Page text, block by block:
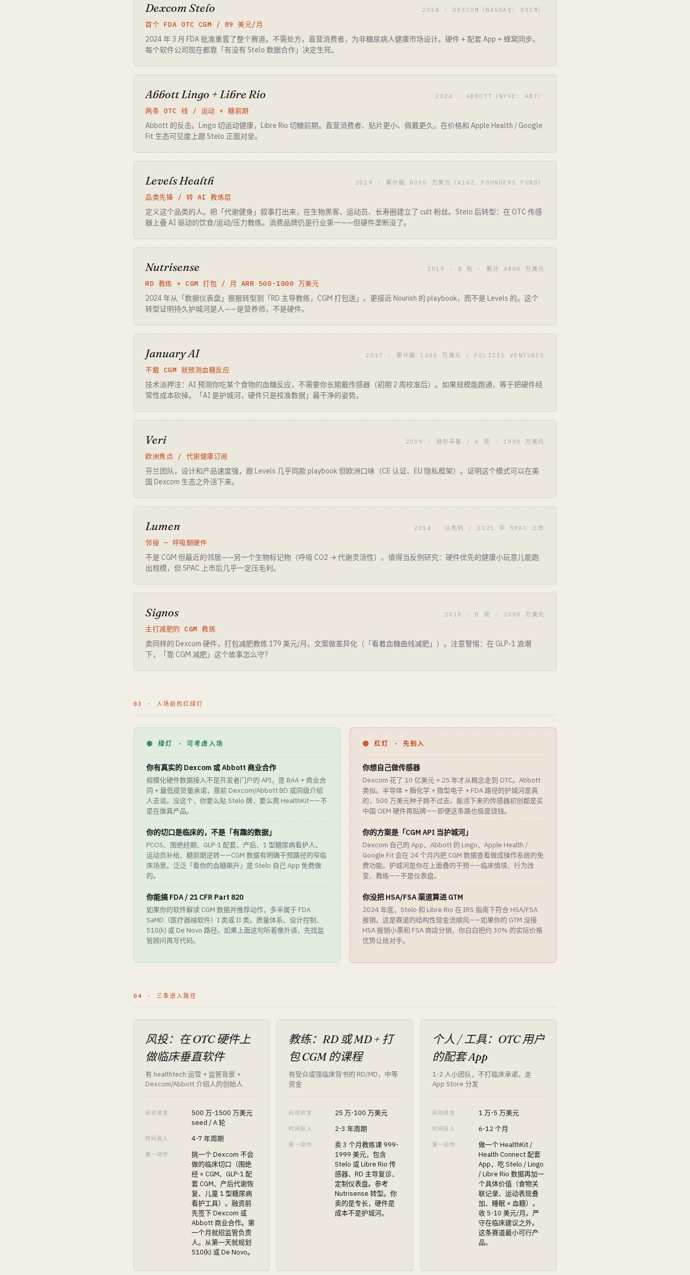
Dexcom Stelo 2024 · DEXCOM（NASDAQ: DXCM）
首个 FDA OTC CGM / 89 美元/月
2024 年 3 月 FDA 批准重置了整个赛道。不需处方，直营消费者，为非糖尿病人健康市场设计。硬件 + 配套 App + 蜂窝同步。
每个软件公司现在都靠「有没有 Stelo 数据合作」决定生死。
Abbott Lingo + Libre Rio 2024 · ABBOTT（NYSE: ABT）
两条 OTC 线 / 运动 + 糖前期
Abbott 的反击。Lingo 切运动健康，Libre Rio 切糖前期。直营消费者、贴片更小、佩戴更久。在价格和 Apple Health / Google
Fit 生态可见度上跟 Stelo 正面对垒。
Levels Health 2019 · 累计融 8000 万美元（A16Z、FOUNDERS FUND）
品类先锋 / 转 AI 教练层
定义这个品类的人。把「代谢健身」叙事打出来，在生物黑客、运动员、长寿圈建立了 cult 粉丝。Stelo 后转型：在 OTC 传感
器上叠 AI 驱动的饮食/运动/压力教练。消费品牌仍是行业第一——但硬件垄断没了。
Nutrisense 2019 · B 轮 · 累计 4800 万美元
RD 教练 + CGM 打包 / 月 ARR 500-1000 万美元
2024 年从「数据仪表盘」狠狠转型到「RD 主导教练，CGM 打包送」。更接近 Nourish 的 playbook，而不是 Levels 的。这个
转型证明持久护城河是人——是营养师，不是硬件。
January AI 2017 · 累计融 1300 万美元 / FELICIS VENTURES
不戴 CGM 就预测血糖反应
技术派押注：AI 预测你吃某个食物的血糖反应，不需要你长期戴传感器（初期 2 周校准后）。如果规模能跑通，等于把硬件经
常性成本砍掉。「AI 是护城河，硬件只是校准数据」最干净的姿势。
Veri 2019 · 赫尔辛基 / A 轮 · 1900 万美元
欧洲焦点 / 代谢健康订阅
芬兰团队，设计和产品速度强，跟 Levels 几乎同款 playbook 但欧洲口味（CE 认证、EU 隐私框架）。证明这个模式可以在美
国 Dexcom 生态之外活下来。
Lumen 2014 · 以色列 / 2021 年 SPAC 上市
邻接 — 呼吸酮硬件
不是 CGM 但最近的邻居——另一个生物标记物（呼吸 CO2 → 代谢灵活性）。值得当反例研究：硬件优先的健康小玩意儿能跑
出规模，但 SPAC 上市后几乎一定压毛利。
Signos 2018 · B 轮 · 2000 万美元
主打减肥的 CGM 教练
卖同样的 Dexcom 硬件，打包减肥教练 179 美元/月。文案做差异化（「看着血糖曲线减肥」）。注意警惕：在 GLP-1 浪潮
下，「靠 CGM 减肥」这个故事怎么守？
03 · 入场前的红绿灯
🟢 绿灯 · 可考虑入场
你有真实的 Dexcom 或 Abbott 商业合作
规模化硬件数据接入不是开发者门户的 API，是 BAA + 商业合
同 + 最低提货量承诺，靠前 Dexcom/Abbott BD 或同级介绍
人去谈。没这个，你要么贴 Stelo 牌，要么爬 HealthKit——不
是在做真产品。
你的切口是临床的，不是「有趣的数据」
PCOS、围绝经期、GLP-1 配套、产后、1 型糖尿病看护人、
运动员补给、糖前期逆转——CGM 数据有明确干预路径的窄临
床场景。泛泛「看你的血糖飙升」是 Stelo 自己 App 免费做
的。
你能搞 FDA / 21 CFR Part 820
如果你的软件解读 CGM 数据并推荐动作，多半属于 FDA
SaMD（医疗器械软件）I 类或 II 类。质量体系、设计控制、
510(k) 或 De Novo 路径。如果上面这句听着像外语，先找监
管顾问再写代码。
🔴 红灯 · 先别入
你想自己做传感器
Dexcom 花了 10 亿美元 + 25 年才从概念走到 OTC。Abbott
类似。半导体 + 酶化学 + 微型电子 + FDA 路径的护城河是真
的，500 万美元种子跨不过去。能活下来的传感器初创都是买
中国 OEM 硬件再贴牌——即便这条路也极度烧钱。
你的方案是「CGM API 当护城河」
Dexcom 自己的 App、Abbott 的 Lingo、Apple Health /
Google Fit 会在 24 个月内把 CGM 数据查看做成操作系统的免
费功能。护城河是你在上面叠的干预——临床情境、行为改
变、教练——不是仪表盘。
你没把 HSA/FSA 渠道算进 GTM
2024 年底，Stelo 和 Libre Rio 在 IRS 指南下符合 HSA/FSA
报销。这是赛道的结构性现金流顺风——如果你的 GTM 没接
HSA 报销小票和 FSA 商店分销，你白白把约 30% 的实际价格
优势让给对手。
04 · 三条进入路径
风投：在 OTC 硬件上
做临床垂直软件
有 healthtech 运营 + 监管背景 +
Dexcom/Abbott 介绍人的创始人
启动资金
500 万-1500 万美元
seed / A 轮
时间投入 4-7 年周期
第一动作
挑一个 Dexcom 不会
做的临床切口（围绝
经 × CGM、GLP-1 配
套 CGM、产后代谢恢
复、儿童 1 型糖尿病
看护工具）。融资前
先签下 Dexcom 或
Abbott 商业合作。第
一个月就招监管负责
人。从第一天就规划
510(k) 或 De Novo。
教练：RD 或 MD + 打
包 CGM 的课程
有受众或强临床背书的 RD/MD，中等
资金
启动资金 25 万-100 万美元
时间投入 2-3 年周期
第一动作
卖 3 个月教练课 999-
1999 美元，包含
Stelo 或 Libre Rio 传
感器、RD 主导复诊、
定制仪表盘。参考
Nutrisense 转型。你
卖的是专长，硬件是
成本不是护城河。
个人 / 工具：OTC 用户
的配套 App
1-2 人小团队，不打临床承诺，走
App Store 分发
启动资金 1 万-5 万美元
时间投入 6-12 个月
第一动作
做一个 HealthKit /
Health Connect 配套
App，吃 Stelo / Lingo
/ Libre Rio 数据再加一
个具体价值（食物关
联记录、运动表现叠
加、睡眠 × 血糖）。
收 5-10 美元/月。严
守在临床建议之外。
这条赛道最小可行产
品。